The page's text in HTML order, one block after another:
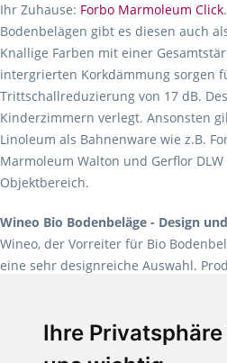
Ihre
Ihr Zuhause: Forbo Marmoleum Click
Bodenbelägen gibt es diesen auch
Knallige Farben mit einer
intergrierten Korkdämmung sorgen
Trittschallreduzierung von 17 dB.
Kinderzimmern verlegt. Ansonsten
Linoleum als Bahnenware wie z.B.
Marmoleum Walton und Gerflor
Objektbereich.
Wineo Bio Bodenbeläge - Design
Wineo, der Vorreiter für Bio
eine sehr designreiche Auswahl.
Weichmacher und Lösungsmittel.
Verlegearten ist er für jegliche
Empfehlung:Wineo 1000 Multi Layer